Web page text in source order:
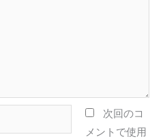
次回のコ
メントで使用